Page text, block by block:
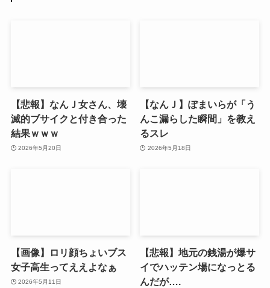
【悲報】なんＪ女さん、壊
滅的ブサイクと付き合った
結果ｗｗｗ
2026年5月20日
【なんＪ】ぽまいらが「う
んこ漏らした瞬間」を教え
るスレ
2026年5月18日
【画像】ロリ顔ちょいブス
女子高生ってええよなぁ
2026年5月11日
【悲報】地元の銭湯が爆サ
イでハッテン場になっとる
んだが….